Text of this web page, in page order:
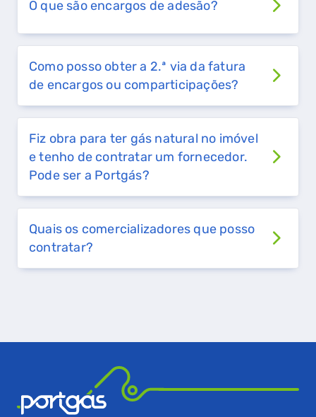
O que são encargos de adesão?
Como posso obter a 2.ª via da fatura
de encargos ou comparticipações?
Fiz obra para ter gás natural no imóvel
e tenho de contratar um fornecedor.
Pode ser a Portgás?
Quais os comercializadores que posso
contratar?
QUERO TER GÁS NATURAL
GASES RENOVÁVEIS